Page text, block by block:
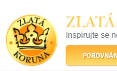
Inspirujte se
22 let tradice